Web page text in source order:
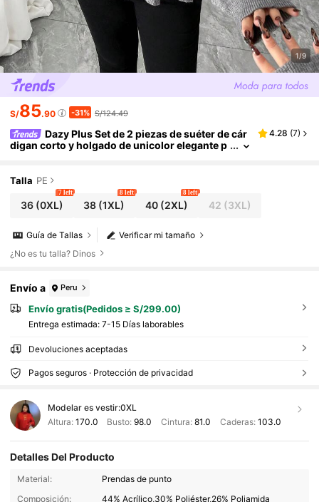
1/9
S/85.90 -31% S/124.49
Dazy Plus Set de 2 piezas de suéter de cár
digan corto y holgado de unicolor elegante p
4.28 (7)
Talla PE
36(0XL)
7 left
38 (1XL)
8 left
40(2XL)
8 left
42 (3XL)
Verificar mi tamaño
Guía de Tallas
¿No es tu talla? Dinos
Envío a Peru
Envío gratis(Pedidos ≥ S/299.00)
Entrega estimada: 7-15 Días laborables
Devoluciones aceptadas
Pagos seguros · Protección de privacidad
Modelar es vestir:0XL
Altura: 170.0 Busto:98.0 Cintura: 81.0 Caderas: 103.0
Detalles Del Producto
Material:
Prendas de punto
Composición:
44% Acrílico,30% Poliéster,26% Poliamida
402K Seguidores